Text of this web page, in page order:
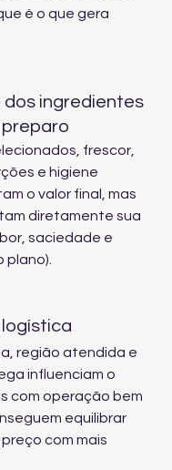
é o que gera
dos ingredientes
frescor,
e higiene
o valor final, mas
diretamente sua
saciedade e
logística
região atendida e
influenciam o
com operação bem
equilibrar
com mais